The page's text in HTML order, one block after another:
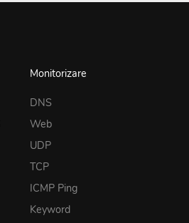
Monitorizare
DNS
Web
UDP
TCP
ICMP Ping
Keyword